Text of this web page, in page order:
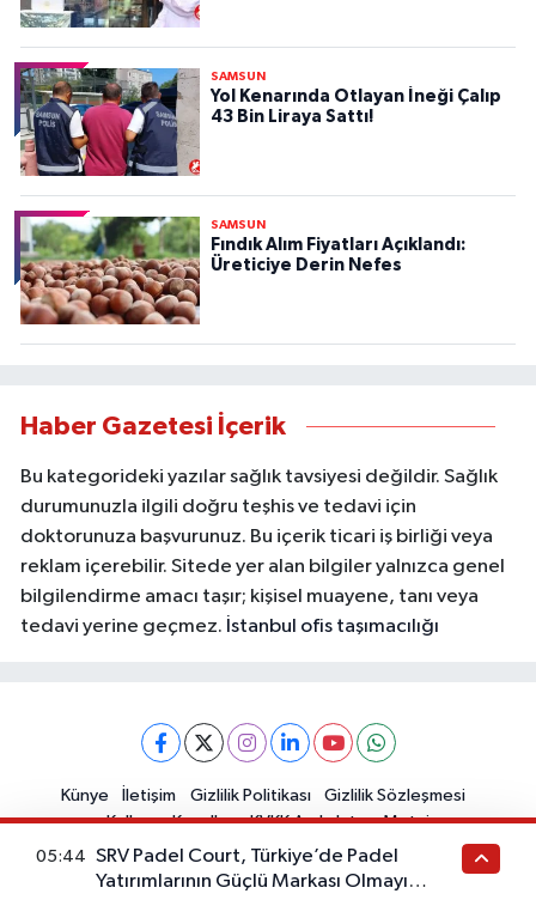
SAMSUN
Yol Kenarında Otlayan İneği Çalıp
43 Bin Liraya Sattı!
SAMSUN
Fındık Alım Fiyatları Açıklandı:
Üreticiye Derin Nefes
Haber Gazetesi İçerik
Bu kategorideki yazılar sağlık tavsiyesi değildir. Sağlık
durumunuzla ilgili doğru teşhis ve tedavi için
doktorunuza başvurunuz. Bu içerik ticari iş birliği veya
reklam içerebilir. Sitede yer alan bilgiler yalnızca genel
bilgilendirme amacı taşır; kişisel muayene, tanı veya
tedavi yerine geçmez. İstanbul ofis taşımacılığı
Künye İletişim Gizlilik Politikası
Gizlilik Sözleşmesi
Kullanım Koşulları
KVKK Aydınlatma Metni
05:44
SRV Padel Court, Türkiye’de Padel
Yatırımlarının Güçlü Markası Olmayı